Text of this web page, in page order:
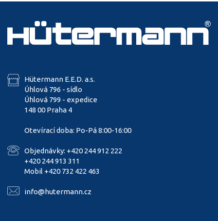
Hütermann E.E.D. a.s.
Úhlová 796 - sídlo
Úhlová 799 - expedice
148 00 Praha 4
Otevírací doba: Po-Pá 8:00-16:00
Objednávky: +420 244 912 222
+420 244 913 311
Mobil +420 732 422 463
info@hutermann.cz